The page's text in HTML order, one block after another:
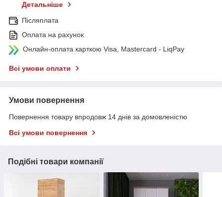
Детальніше
Післяплата
Оплата на рахунок
Онлайн-оплата карткою Visa, Mastercard - LiqPay
Всі умови оплати
Умови повернення
Повернення товару впродовж 14 днів за домовленістю
Всі умови повернення
Подібні товари компанії